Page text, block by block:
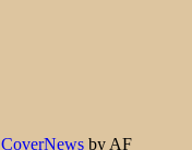
CoverNews by AF